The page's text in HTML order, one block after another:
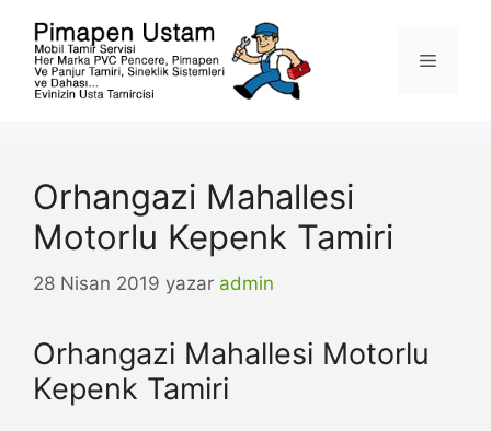
Menü
Orhangazi Mahallesi
Motorlu Kepenk Tamiri
28 Nisan 2019 yazar admin
Orhangazi Mahallesi Motorlu
Kepenk Tamiri